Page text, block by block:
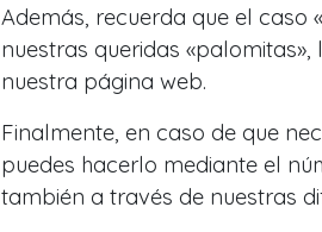
Además, recuerda que el caso
nuestras queridas
nuestra página web.
Finalmente, en caso de que
puedes hacerlo mediante el
también a través de nuestras